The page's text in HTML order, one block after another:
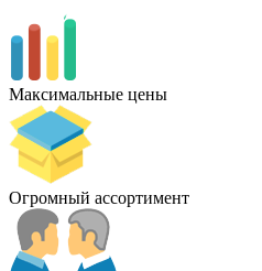
Максимальные цены
Огромный ассортимент